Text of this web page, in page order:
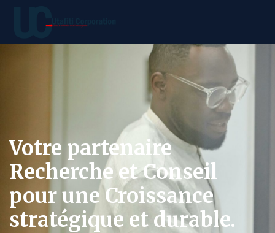
Votre partenaire
Recherche et Conseil
pour une Croissance
stratégique et durable.